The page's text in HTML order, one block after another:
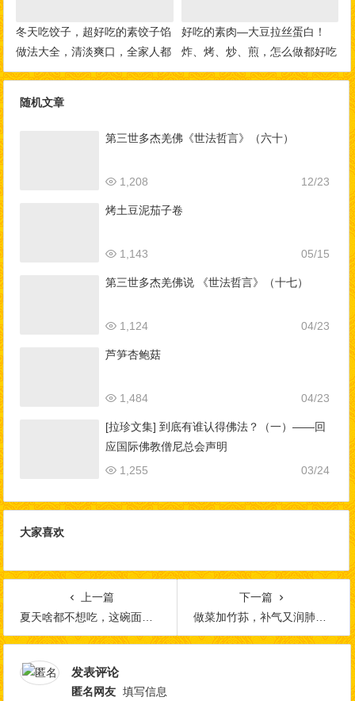
冬天吃饺子，超好吃的素饺子馅
做法大全，清淡爽口，全家人都
爱吃！
好吃的素肉—大豆拉丝蛋白！
炸、烤、炒、煎，怎么做都好吃
随机文章
第三世多杰羌佛《世法哲言》（六十）
12/23
1,208
烤土豆泥茄子卷
05/15
1,143
第三世多杰羌佛说 《世法哲言》（十七）
04/23
1,124
芦笋杏鲍菇
04/23
1,484
[拉珍文集] 到底有谁认得佛法？（一）——回
应国际佛教僧尼总会声明
03/24
1,255
大家喜欢
上一篇
夏天啥都不想吃，这碗面最开胃
下一篇
做菜加竹荪，补气又润肺，给免疫力加餐！
发表评论
匿名网友 填写信息